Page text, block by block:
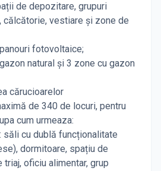
de depozitare, grupuri
călcătorie, vestiare și zone de
fotovoltaice;
natural și 3 zone cu gazon
cărucioarelor
de 340 de locuri, pentru
cum urmeaza:
săli cu dublă funcționalitate
dormitoare, spațiu de
oficiu alimentar, grup